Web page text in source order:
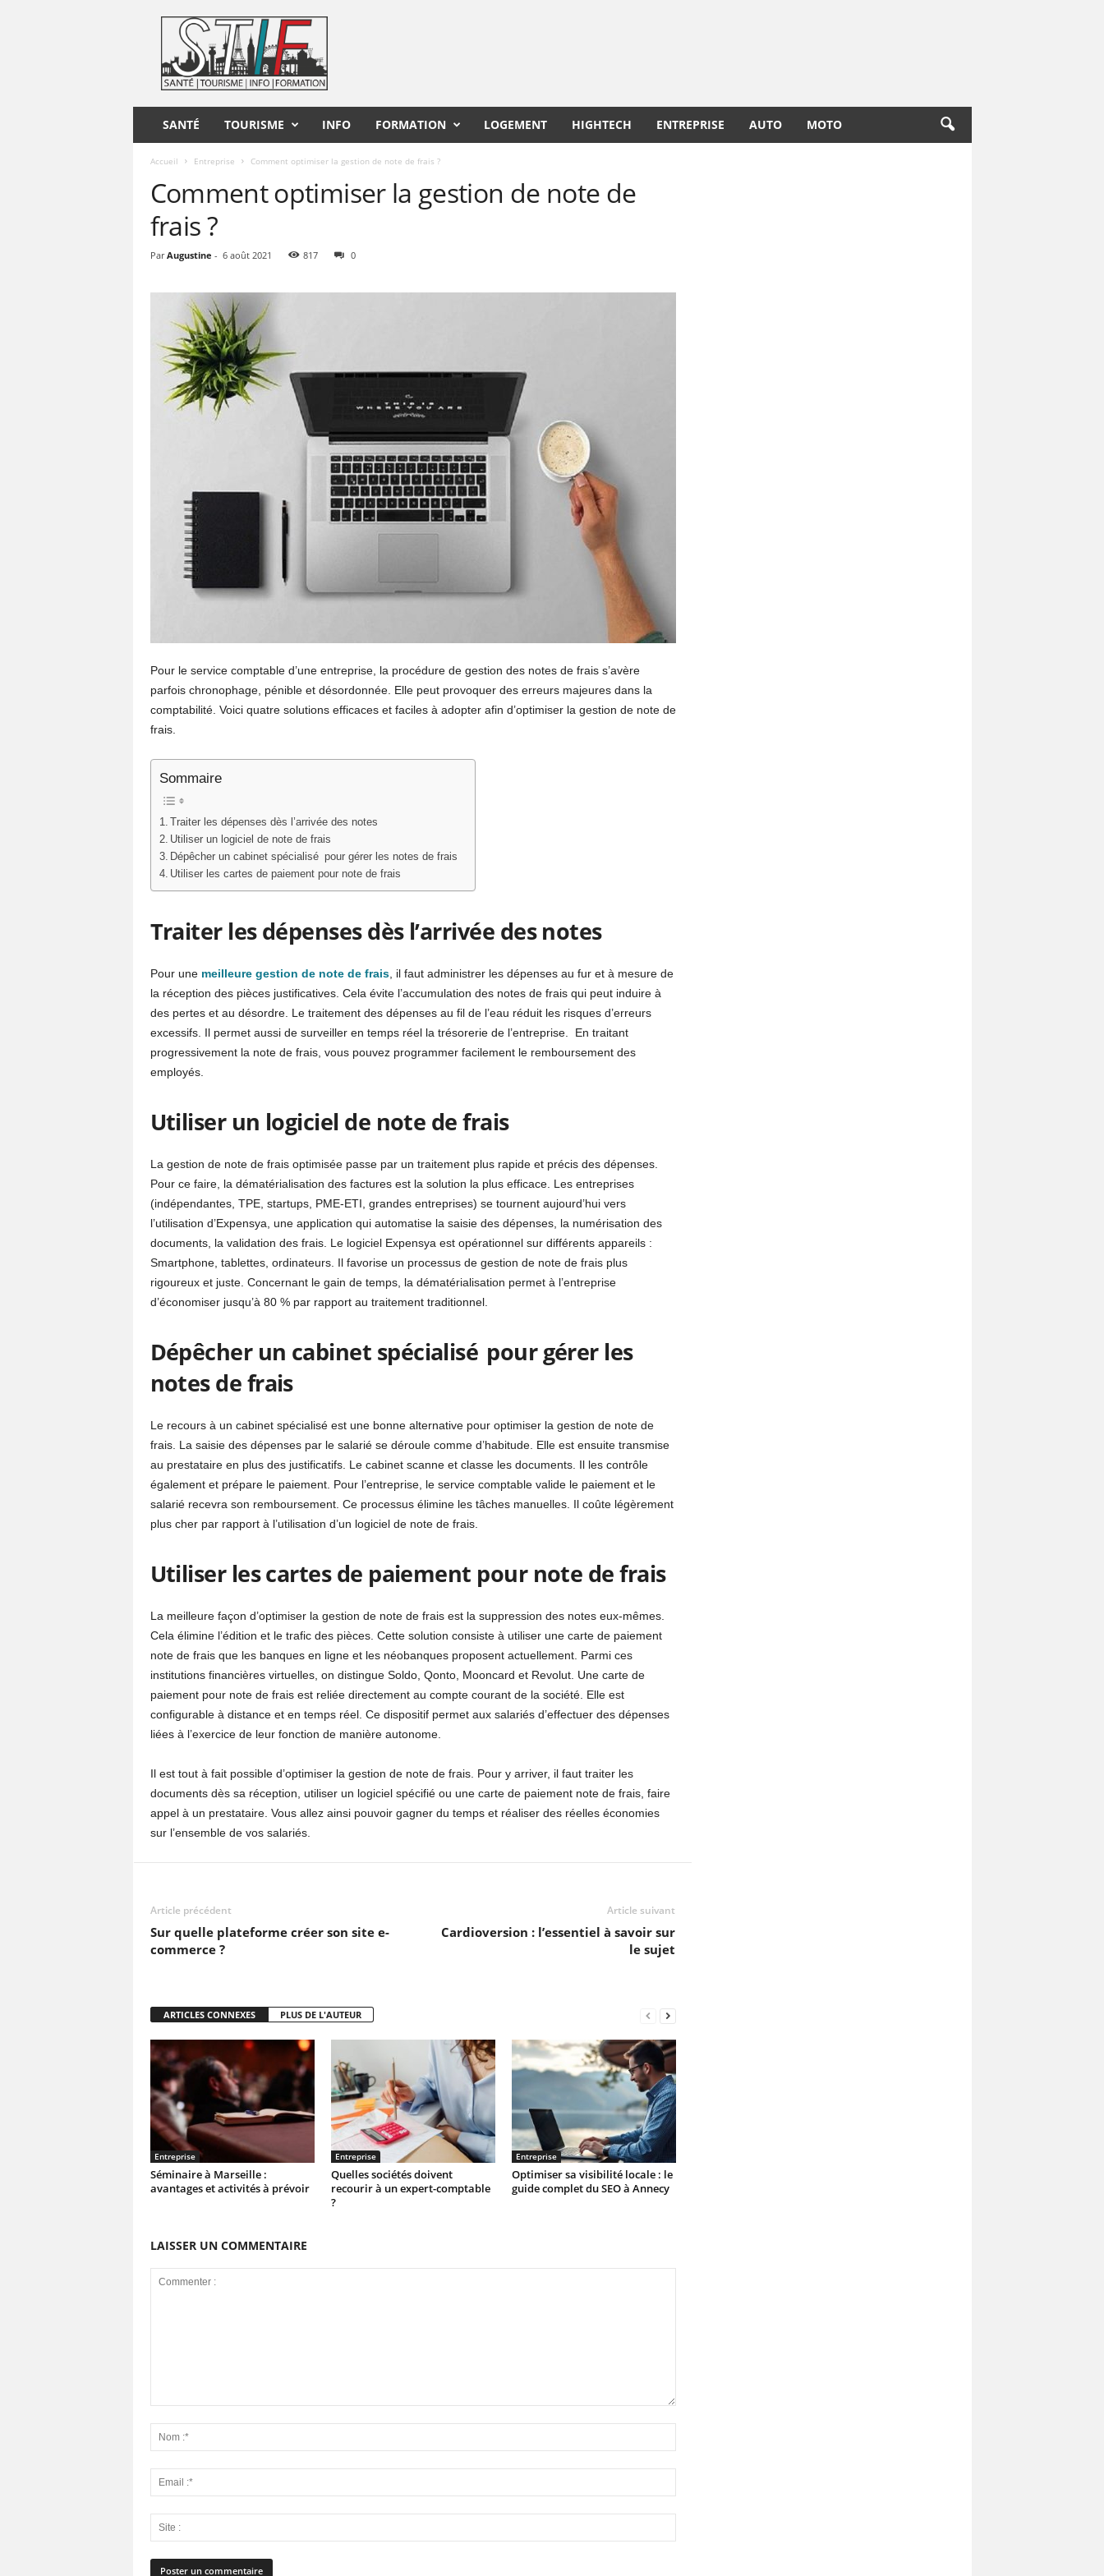
SANTÉ TOURISME INFO FORMATION LOGEMENT HIGHTECH ENTREPRISE AUTO MOTO
Accueil Entreprise Comment optimiser la gestion de note de frais ?
Comment optimiser la gestion de note de
frais ?
Par Augustine - 6 août 2021 817 0
Pour le service comptable d’une entreprise, la procédure de gestion des notes de frais s’avère
parfois chronophage, pénible et désordonnée. Elle peut provoquer des erreurs majeures dans la
comptabilité. Voici quatre solutions efficaces et faciles à adopter afin d’optimiser la gestion de note de
frais.
Sommaire
Traiter les dépenses dès l’arrivée des notes
Utiliser un logiciel de note de frais
Dépêcher un cabinet spécialisé pour gérer les notes de frais
Utiliser les cartes de paiement pour note de frais
Traiter les dépenses dès l’arrivée des notes
Pour une meilleure gestion de note de frais, il faut administrer les dépenses au fur et à mesure de
la réception des pièces justificatives. Cela évite l’accumulation des notes de frais qui peut induire à
des pertes et au désordre. Le traitement des dépenses au fil de l’eau réduit les risques d’erreurs
excessifs. Il permet aussi de surveiller en temps réel la trésorerie de l’entreprise. En traitant
progressivement la note de frais, vous pouvez programmer facilement le remboursement des
employés.
Utiliser un logiciel de note de frais
La gestion de note de frais optimisée passe par un traitement plus rapide et précis des dépenses.
Pour ce faire, la dématérialisation des factures est la solution la plus efficace. Les entreprises
(indépendantes, TPE, startups, PME-ETI, grandes entreprises) se tournent aujourd’hui vers
l’utilisation d’Expensya, une application qui automatise la saisie des dépenses, la numérisation des
documents, la validation des frais. Le logiciel Expensya est opérationnel sur différents appareils :
Smartphone, tablettes, ordinateurs. Il favorise un processus de gestion de note de frais plus
rigoureux et juste. Concernant le gain de temps, la dématérialisation permet à l’entreprise
d’économiser jusqu’à 80 % par rapport au traitement traditionnel.
Dépêcher un cabinet spécialisé pour gérer les
notes de frais
Le recours à un cabinet spécialisé est une bonne alternative pour optimiser la gestion de note de
frais. La saisie des dépenses par le salarié se déroule comme d’habitude. Elle est ensuite transmise
au prestataire en plus des justificatifs. Le cabinet scanne et classe les documents. Il les contrôle
également et prépare le paiement. Pour l’entreprise, le service comptable valide le paiement et le
salarié recevra son remboursement. Ce processus élimine les tâches manuelles. Il coûte légèrement
plus cher par rapport à l’utilisation d’un logiciel de note de frais.
Utiliser les cartes de paiement pour note de frais
La meilleure façon d’optimiser la gestion de note de frais est la suppression des notes eux-mêmes.
Cela élimine l’édition et le trafic des pièces. Cette solution consiste à utiliser une carte de paiement
note de frais que les banques en ligne et les néobanques proposent actuellement. Parmi ces
institutions financières virtuelles, on distingue Soldo, Qonto, Mooncard et Revolut. Une carte de
paiement pour note de frais est reliée directement au compte courant de la société. Elle est
configurable à distance et en temps réel. Ce dispositif permet aux salariés d’effectuer des dépenses
liées à l’exercice de leur fonction de manière autonome.
Il est tout à fait possible d’optimiser la gestion de note de frais. Pour y arriver, il faut traiter les
documents dès sa réception, utiliser un logiciel spécifié ou une carte de paiement note de frais, faire
appel à un prestataire. Vous allez ainsi pouvoir gagner du temps et réaliser des réelles économies
sur l’ensemble de vos salariés.
Article précédent
Sur quelle plateforme créer son site e-
commerce ?
Article suivant
Cardioversion : l’essentiel à savoir sur
le sujet
ARTICLES CONNEXES PLUS DE L'AUTEUR
Entreprise
Séminaire à Marseille :
avantages et activités à prévoir
Entreprise
Quelles sociétés doivent
recourir à un expert-comptable
?
Entreprise
Optimiser sa visibilité locale : le
guide complet du SEO à Annecy
LAISSER UN COMMENTAIRE